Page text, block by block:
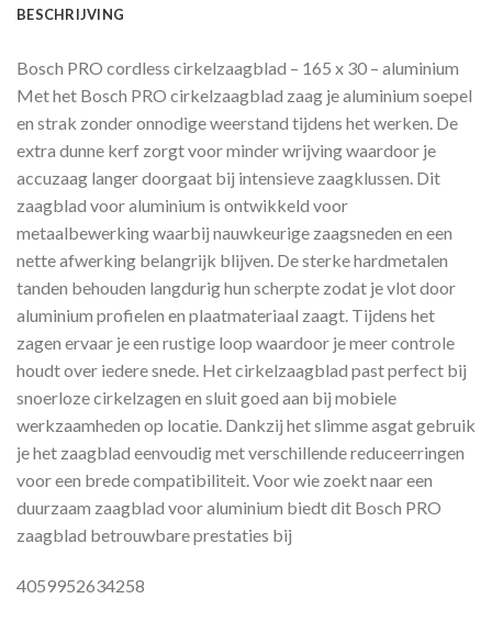
BESCHRIJVING
Bosch PRO cordless cirkelzaagblad – 165 x 30 – aluminium
Met het Bosch PRO cirkelzaagblad zaag je aluminium soepel
en strak zonder onnodige weerstand tijdens het werken. De
extra dunne kerf zorgt voor minder wrijving waardoor je
accuzaag langer doorgaat bij intensieve zaagklussen. Dit
zaagblad voor aluminium is ontwikkeld voor
metaalbewerking waarbij nauwkeurige zaagsneden en een
nette afwerking belangrijk blijven. De sterke hardmetalen
tanden behouden langdurig hun scherpte zodat je vlot door
aluminium profielen en plaatmateriaal zaagt. Tijdens het
zagen ervaar je een rustige loop waardoor je meer controle
houdt over iedere snede. Het cirkelzaagblad past perfect bij
snoerloze cirkelzagen en sluit goed aan bij mobiele
werkzaamheden op locatie. Dankzij het slimme asgat gebruik
je het zaagblad eenvoudig met verschillende reduceerringen
voor een brede compatibiliteit. Voor wie zoekt naar een
duurzaam zaagblad voor aluminium biedt dit Bosch PRO
zaagblad betrouwbare prestaties bij
4059952634258